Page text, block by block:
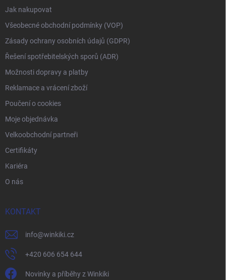
Jak nakupovat
Všeobecné obchodní podmínky (VOP)
Zásady ochrany osobních údajů (GDPR)
Řešení spotřebitelských sporů (ADR)
Možnosti dopravy a platby
Reklamace a vrácení zboží
Poučení o cookies
Moje objednávka
Velkoobchodní partneři
Certifikáty
Kariéra
O nás
KONTAKT
info@winkiki.cz
+420 606 654 644
Novinky a příběhy z Winkiki